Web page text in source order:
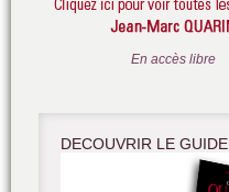
En accès libre
DECOUVRIR LE GUIDE